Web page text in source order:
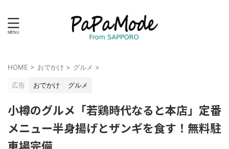
HOME > おでかけ > グルメ >
広告 おでかけ グルメ
小樽のグルメ「若鶏時代なると本店」定番
メニュー半身揚げとザンギを食す！無料駐
車場完備